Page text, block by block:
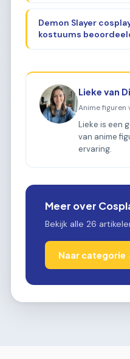
Demon Slayer
kostuums
Lieke van
Anime figuren
Lieke is een
van anime
ervaring.
Meer over
Bekijk alle 26
Naar categorie